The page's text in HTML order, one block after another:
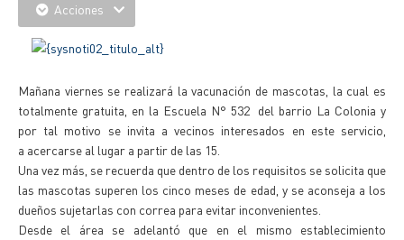
Acciones
Mañana viernes se realizará la vacunación de mascotas, la cual es
totalmente gratuita, en la Escuela N° 532 del barrio La Colonia y
por tal motivo se invita a vecinos interesados en este servicio,
a acercarse al lugar a partir de las 15.
Una vez más, se recuerda que dentro de los requisitos se solicita que
las mascotas superen los cinco meses de edad, y se aconseja a los
dueños sujetarlas con correa para evitar inconvenientes.
Desde el área se adelantó que en el mismo establecimiento